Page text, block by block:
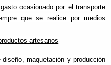
ocasionado por el transporte
que se realice por medios
artesanos
maquetación y producción